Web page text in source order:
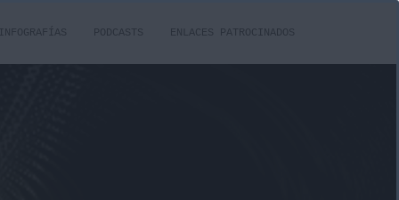
INFOGRAFÍAS PODCASTS ENLACES PATROCINADOS